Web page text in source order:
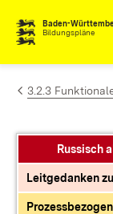
Zum Inhalt
Baden-
Bildungspläne
3.2.3
Russisch
Leitgedanken